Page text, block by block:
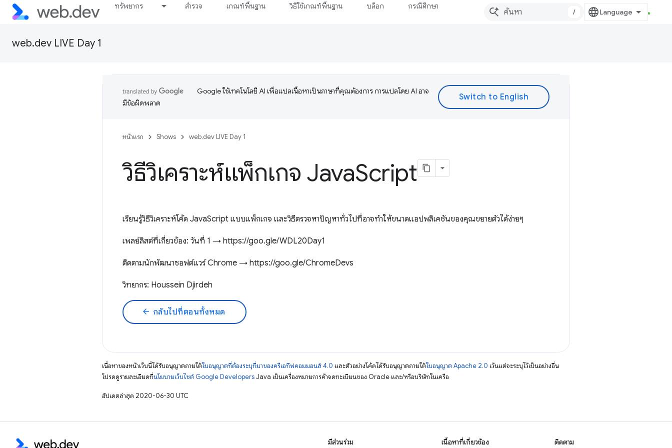
ทรัพยากร สำรวจ เกณฑ์พื้นฐาน วิธีใช้เกณฑ์พื้นฐาน บล็อก กรณีศึกษา
/
web.dev LIVE Day 1
Google ใช้เทคโนโลยี AI เพื่อแปลเนื้อหาเป็นภาษาที่คุณต้องการ การแปลโดย AI อาจ
มีข้อผิดพลาด
หน้าแรก Shows web.dev LIVE Day 1
วิธีวิเคราะห์แพ็กเกจ JavaScript
เรียนรู้วิธีวิเคราะห์โค้ด JavaScript แบบแพ็กเกจ และวิธีตรวจหาปัญหาทั่วไปที่อาจทำให้ขนาดแอปพลิเคชันของคุณขยายตัวได้ง่ายๆ
เพลย์ลิสต์ที่เกี่ยวข้อง: วันที่ 1 → https://goo.gle/WDL20Day1
ติดตามนักพัฒนาซอฟต์แวร์ Chrome → https://goo.gle/ChromeDevs
วิทยากร: Houssein Djirdeh
arrow_back กลับไปที่ตอนทั้งหมด
เนื้อหาของหน้าเว็บนี้ได้รับอนุญาตภายใต้ใบอนุญาตที่ต้องระบุที่มาของครีเอทีฟคอมมอนส์ 4.0 และตัวอย่างโค้ดได้รับอนุญาตภายใต้ใบอนุญาต Apache 2.0 เว้นแต่จะระบุไว้เป็นอย่างอื่น
โปรดดูรายละเอียดที่นโยบายเว็บไซต์ Google DevelopersJava เป็นเครื่องหมายการค้าจดทะเบียนของ Oracle และ/หรือบริษัทในเครือ
อัปเดตล่าสุด 2020-06-30 UTC
มีส่วนร่วม เนื้อหาที่เกี่ยวข้อง ติดตาม